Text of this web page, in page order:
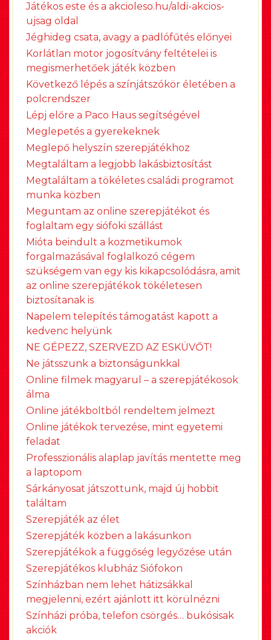
Játékos este és a akcioleso.hu/aldi-akcios-
ujsag oldal
Jéghideg csata, avagy a padlófűtés előnyei
Korlátlan motor jogosítvány feltételei is
megismerhetőek játék közben
Következő lépés a színjátszókör életében a
polcrendszer
Lépj előre a Paco Haus segítségével
Meglepetés a gyerekeknek
Meglepő helyszín szerepjátékhoz
Megtaláltam a legjobb lakásbiztosítást
Megtaláltam a tökéletes családi programot
munka közben
Meguntam az online szerepjátékot és
foglaltam egy siófoki szállást
Mióta beindult a kozmetikumok
forgalmazásával foglalkozó cégem
szükségem van egy kis kikapcsolódásra, amit
az online szerepjátékok tökéletesen
biztosítanak is
Napelem telepítés támogatást kapott a
kedvenc helyünk
NE GÉPEZZ, SZERVEZD AZ ESKÜVŐT!
Ne játsszunk a biztonságunkkal
Online filmek magyarul – a szerepjátékosok
álma
Online játékboltból rendeltem jelmezt
Online játékok tervezése, mint egyetemi
feladat
Professzionális alaplap javítás mentette meg
a laptopom
Sárkányosat játszottunk, majd új hobbit
találtam
Szerepjáték az élet
Szerepjáték közben a lakásunkon
Szerepjátékok a függőség legyőzése után
Szerepjátékos klubház Siófokon
Színházban nem lehet hátizsákkal
megjelenni, ezért ajánlott itt körülnézni
Színházi próba, telefon csörgés… bukósisak
akciók